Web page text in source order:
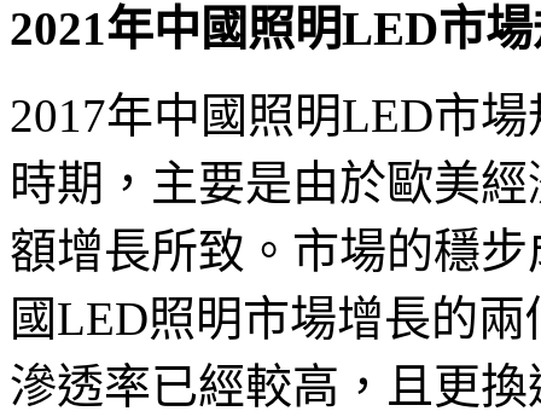
2021年中國照明LED市
2017年中國照明LED市
時期，主要是由於歐美
額增長所致。市場的穩
國LED照明市場增長的
滲透率已經較高，且更